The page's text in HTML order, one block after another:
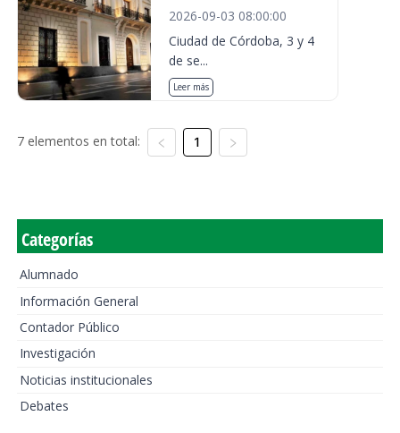
2026-09-03 08:00:00
Ciudad de Córdoba, 3 y 4
de se...
Leer más
7 elementos en total: 1
Categorías
Alumnado
Información General
Contador Público
Investigación
Noticias institucionales
Debates